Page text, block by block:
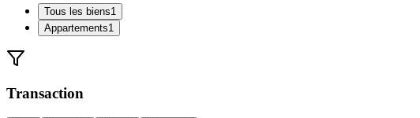
Tous les biens1
Appartements1
Transaction